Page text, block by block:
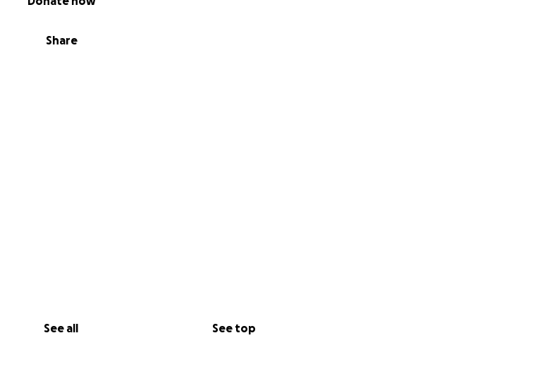
Share
See all See top